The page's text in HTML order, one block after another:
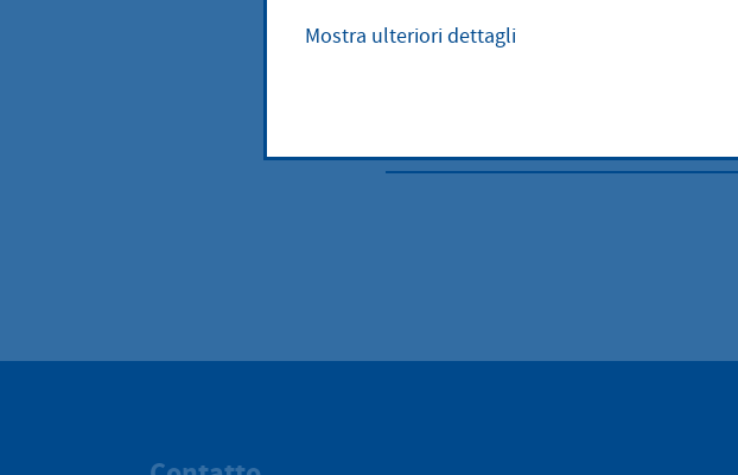
o
Mostra ulteriori dettagli